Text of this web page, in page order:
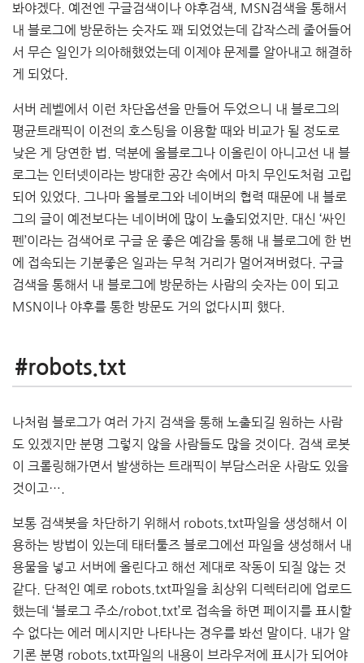
봐야겠다. 예전엔 구글검색이나 야후검색, MSN검색을 통해서
내 블로그에 방문하는 숫자도 꽤 되었었는데 갑작스레 줄어들어
서 무슨 일인가 의아해했었는데 이제야 문제를 알아내고 해결하
게 되었다.
서버 레벨에서 이런 차단옵션을 만들어 두었으니 내 블로그의
평균트래픽이 이전의 호스팅을 이용할 때와 비교가 될 정도로
낮은 게 당연한 법. 덕분에 올블로그나 이올린이 아니고선 내 블
로그는 인터넷이라는 방대한 공간 속에서 마치 무인도처럼 고립
되어 있었다. 그나마 올블로그와 네이버의 협력 때문에 내 블로
그의 글이 예전보다는 네이버에 많이 노출되었지만. 대신 ‘싸인
펜’이라는 검색어로 구글 운 좋은 예감을 통해 내 블로그에 한 번
에 접속되는 기분좋은 일과는 무척 거리가 멀어져버렸다. 구글
검색을 통해서 내 블로그에 방문하는 사람의 숫자는 0이 되고
MSN이나 야후를 통한 방문도 거의 없다시피 했다.
#robots.txt
나처럼 블로그가 여러 가지 검색을 통해 노출되길 원하는 사람
도 있겠지만 분명 그렇지 않을 사람들도 많을 것이다. 검색 로봇
이 크롤링해가면서 발생하는 트래픽이 부담스러운 사람도 있을
것이고….
보통 검색봇을 차단하기 위해서 robots.txt파일을 생성해서 이
용하는 방법이 있는데 태터툴즈 블로그에선 파일을 생성해서 내
용물을 넣고 서버에 올린다고 해선 제대로 작동이 되질 않는 것
같다. 단적인 예로 robots.txt파일을 최상위 디렉터리에 업로드
했는데 ‘블로그 주소/robot.txt’로 접속을 하면 페이지를 표시할
수 없다는 에러 메시지만 나타나는 경우를 봐선 말이다. 내가 알
기론 분명 robots.txt파일의 내용이 브라우저에 표시가 되어야